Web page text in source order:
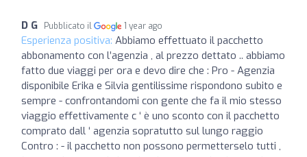
D G Pubblicato il 1 year ago
Esperienza positiva: Abbiamo effettuato il pacchetto
abbonamento con l’agenzia , al prezzo dettato .. abbiamo
fatto due viaggi per ora e devo dire che : Pro - Agenzia
disponibile Erika e Silvia gentilissime rispondono subito e
sempre - confrontandomi con gente che fa il mio stesso
viaggio effettivamente c ‘ è uno sconto con il pacchetto
comprato dall ‘ agenzia sopratutto sul lungo raggio
Contro : - il pacchetto non possono permetterselo tutti ,